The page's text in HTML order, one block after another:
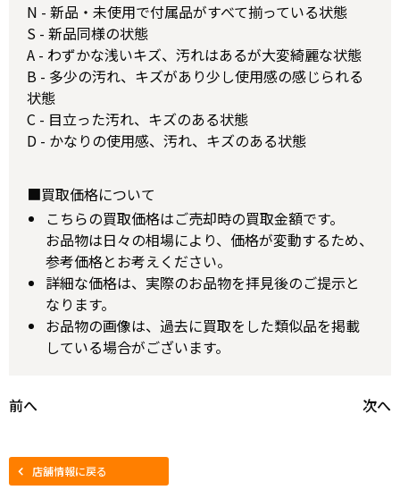
N - 新品・未使用で付属品がすべて揃っている状態
S - 新品同様の状態
A - わずかな浅いキズ、汚れはあるが大変綺麗な状態
B - 多少の汚れ、キズがあり少し使用感の感じられる
状態
C - 目立った汚れ、キズのある状態
D - かなりの使用感、汚れ、キズのある状態
■買取価格について
こちらの買取価格はご売却時の買取金額です。
お品物は日々の相場により、価格が変動するため、
参考価格とお考えください。
詳細な価格は、実際のお品物を拝見後のご提示と
なります。
お品物の画像は、過去に買取をした類似品を掲載
している場合がございます。
前へ 次へ
店舗情報に戻る